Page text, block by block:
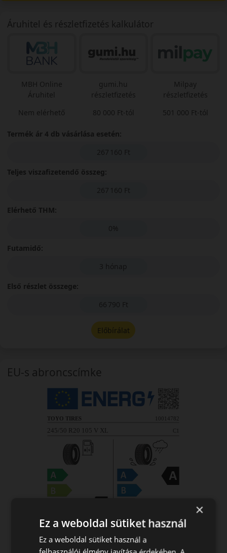
Áruhitel és részletfizetés kalkulátor
MBH Online
Áruhitel
Nem elérhető
gumi.hu
részletfizetés
80 000 Ft-tól
Milpay
részletfizetés
501 000 Ft-tól
Termék ár 4 db vásárlása esetén:
267 160 Ft
Teljes viszafizetendő összeg:
267 160 Ft
Elérhető THM:
0%
Futamidő:
3 hónap
Első részlet összege:
66 790 Ft
Előbírálat
EU-s abroncscímke
×
Ez a weboldal sütiket használ
Ez a weboldal sütiket használ a